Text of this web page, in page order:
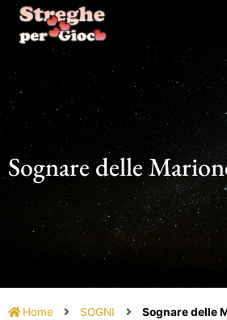
contenuto
Sognare delle
Home SOGNI Sognare delle